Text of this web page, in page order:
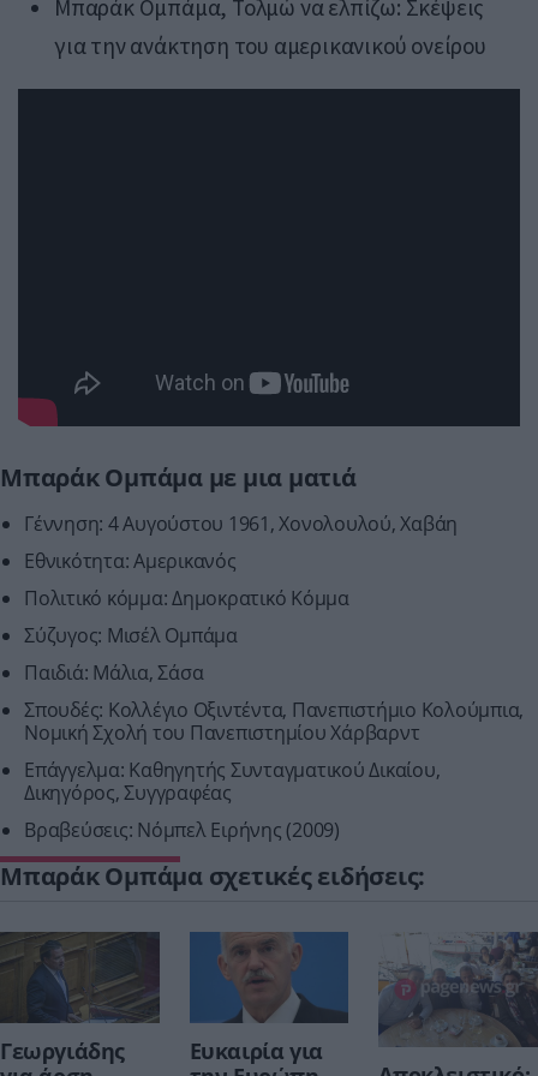
Μπαράκ Ομπάμα, Τολμώ να ελπίζω: Σκέψεις
για την ανάκτηση του αμερικανικού ονείρου
Μπαράκ Ομπάμα με μια ματιά
Γέννηση: 4 Αυγούστου 1961, Xονολουλού, Χαβάη
Εθνικότητα: Αμερικανός
Πολιτικό κόμμα: Δημοκρατικό Κόμμα
Σύζυγος: Μισέλ Ομπάμα
Παιδιά: Μάλια, Σάσα
Σπουδές: Κολλέγιο Οξιντέντα, Πανεπιστήμιο Κολούμπια,
Νομική Σχολή του Πανεπιστημίου Χάρβαρντ
Επάγγελμα: Καθηγητής Συνταγματικού Δικαίου,
Δικηγόρος, Συγγραφέας
Βραβεύσεις: Νόμπελ Ειρήνης (2009)
Μπαράκ Ομπάμα σχετικές ειδήσεις:
Γεωργιάδης
Ευκαιρία για